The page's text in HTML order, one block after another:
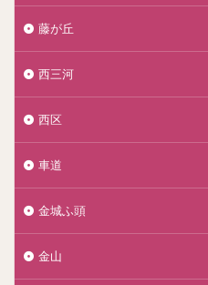
藤が丘
西三河
西区
車道
金城ふ頭
金山